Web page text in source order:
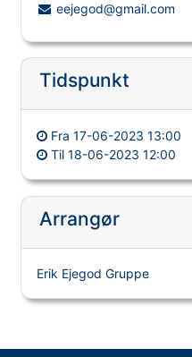
eejegod@gmail.com
Tidspunkt
Fra17-06-2023 13:00
Til18-06-2023 12:00
Arrangør
Erik Ejegod Gruppe